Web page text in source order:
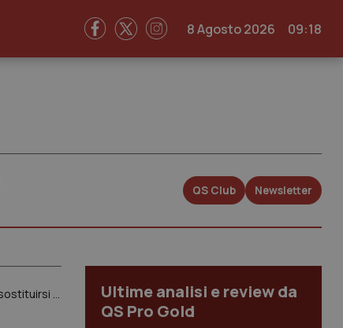
8 Agosto 2026 09:18
QS Club Newsletter
Riforma Ordini. Fnomceo decide di abbandonare per protesta tutti i tavoli istituzionali: “La politica vuole sostituirsi alle professioni”
Ultime analisi e review da
QS Pro Gold